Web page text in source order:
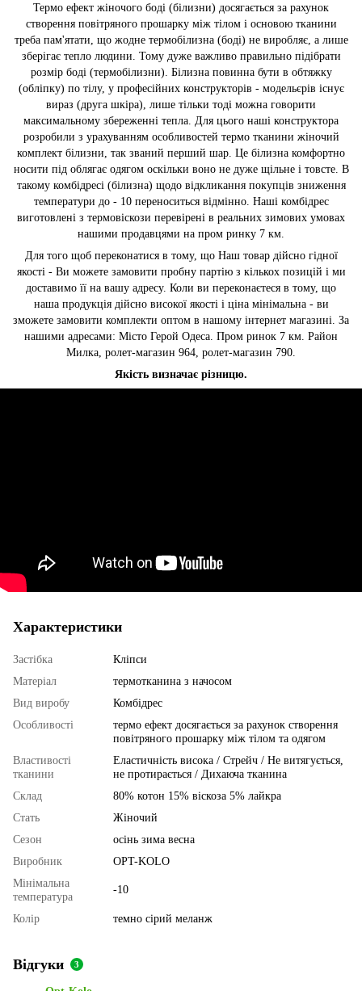
Термо ефект жіночого боді (білизни) досягається за рахунок
створення повітряного прошарку між тілом і основою тканини
треба пам'ятати, що жодне термобілизна (боді) не виробляє, а лише
зберігає тепло людини. Тому дуже важливо правильно підібрати
розмір боді (термобілизни). Білизна повинна бути в обтяжку
(обліпку) по тілу, у професійних конструкторів - модельєрів існує
вираз (друга шкіра), лише тільки тоді можна говорити
максимальному збереженні тепла. Для цього наші конструктора
розробили з урахуванням особливостей термо тканини жіночий
комплект білизни, так званий перший шар. Це білизна комфортно
носити під облягає одягом оскільки воно не дуже щільне і товсте. В
такому комбідресі (білизна) щодо відкликання покупців зниження
температури до - 10 переноситься відмінно. Наші комбідрес
виготовлені з термовіскози перевірені в реальних зимових умовах
нашими продавцями на пром ринку 7 км.
Для того щоб переконатися в тому, що Наш товар дійсно гідної
якості - Ви можете замовити пробну партію з кількох позицій і ми
доставимо її на вашу адресу. Коли ви переконаєтеся в тому, що
наша продукція дійсно високої якості і ціна мінімальна - ви
зможете замовити комплекти оптом в нашому інтернет магазині. За
нашими адресами: Місто Герой Одеса. Пром ринок 7 км. Район
Милка, ролет-магазин 964, ролет-магазин 790.
Якість визначає різницю.
Характеристики
Застібка
Кліпси
Матеріал
термотканина з начосом
Вид виробу
Комбідрес
Особливості
термо ефект досягається за рахунок створення
повітряного прошарку між тілом та одягом
Властивості
тканини
Еластичність висока / Стрейч / Не витягується,
не протирається / Дихаюча тканина
Склад
80% котон 15% віскоза 5% лайкра
Стать
Жіночий
Сезон
осінь зима весна
Виробник
OPT-KOLO
Мінімальна
температура
-10
Колір темно сірий меланж
Відгуки 3